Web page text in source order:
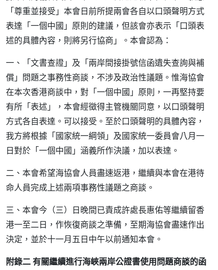
「尊重並接受」本會日前所提兩會各自以口頭聲明方式
表達「一個中國」原則的建議，但該會亦表示「口頭表
述的具體內容，則將另行協商」。本會認為：
一、「文書查證」及「兩岸間接掛號信函遺失查詢與補
償」問題之事務性商談，不涉及政治性議題。惟海協會
在本次香港商談中，對「一個中國」原則，一再堅持要
有所「表述」，本會經徵得主管機關同意，以口頭聲明
方式各自表達。可以接受。至於口頭聲明的具體內容，
我方將根據「國家統一綱領」及國家統一委員會八月一
日對於「一個中國」涵義所作決議，加以表達。
二、本會希望海協會人員盡速返港，繼續與本會在港待
命人員完成上述兩項事務性議題之商談。
三、本會今（三）日晚間已責成許處長惠佑等繼續留香
港一至二日，作恢復商談之準備，至期海協會盡速作出
決定，並於十一月五日中午以前通知本會。
附錄二 有關繼續進行海峽兩岸公證書使用問題商談的函